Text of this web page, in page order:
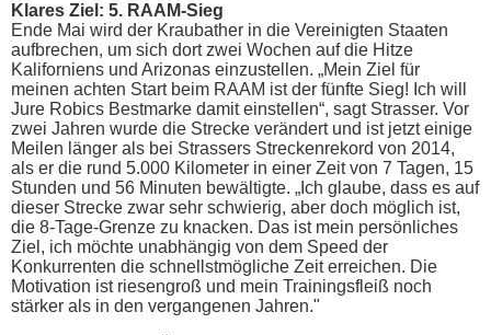
Klares Ziel: 5. RAAM-Sieg
Ende Mai wird der Kraubather in die Vereinigten Staaten
aufbrechen, um sich dort zwei Wochen auf die Hitze
Kaliforniens und Arizonas einzustellen. „Mein Ziel für
meinen achten Start beim RAAM ist der fünfte Sieg! Ich will
Jure Robics Bestmarke damit einstellen“, sagt Strasser. Vor
zwei Jahren wurde die Strecke verändert und ist jetzt einige
Meilen länger als bei Strassers Streckenrekord von 2014,
als er die rund 5.000 Kilometer in einer Zeit von 7 Tagen, 15
Stunden und 56 Minuten bewältigte. „Ich glaube, dass es auf
dieser Strecke zwar sehr schwierig, aber doch möglich ist,
die 8-Tage-Grenze zu knacken. Das ist mein persönliches
Ziel, ich möchte unabhängig von dem Speed der
Konkurrenten die schnellstmögliche Zeit erreichen. Die
Motivation ist riesengroß und mein Trainingsfleiß noch
stärker als in den vergangenen Jahren."